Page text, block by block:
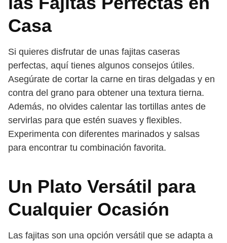
Casa
Si quieres disfrutar de unas fajitas caseras
perfectas, aquí tienes algunos consejos útiles.
Asegúrate de cortar la carne en tiras delgadas y en
contra del grano para obtener una textura tierna.
Además, no olvides calentar las tortillas antes de
servirlas para que estén suaves y flexibles.
Experimenta con diferentes marinados y salsas
para encontrar tu combinación favorita.
Un Plato Versátil para
Cualquier Ocasión
Las fajitas son una opción versátil que se adapta a